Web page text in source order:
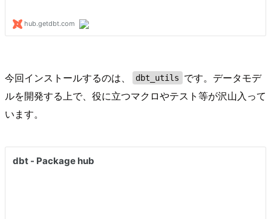
今回インストールするのは、 dbt_utils
です。データモデ
ルを開発する上で、役に立つマクロやテスト等が沢山入って
います。